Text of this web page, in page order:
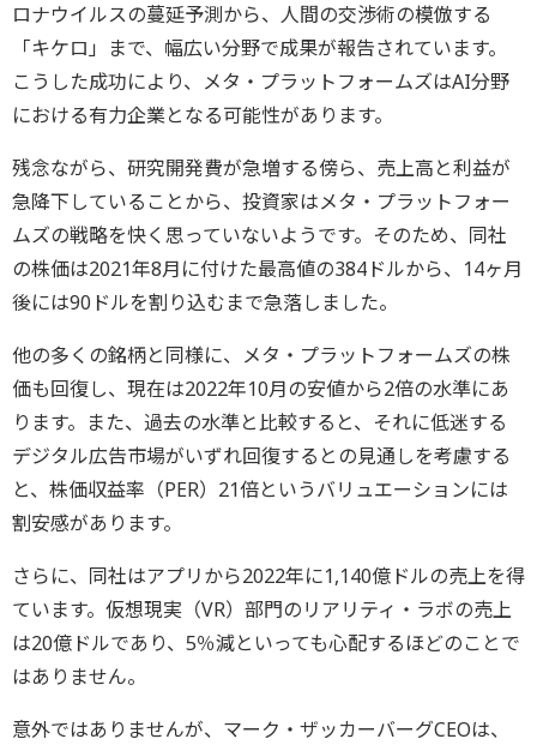
ロナウイルスの蔓延予測から、人間の交渉術の模倣する
「キケロ」まで、幅広い分野で成果が報告されています。
こうした成功により、メタ・プラットフォームズはAI分野
における有力企業となる可能性があります。
残念ながら、研究開発費が急増する傍ら、売上高と利益が
急降下していることから、投資家はメタ・プラットフォー
ムズの戦略を快く思っていないようです。そのため、同社
の株価は2021年8月に付けた最高値の384ドルから、14ヶ月
後には90ドルを割り込むまで急落しました。
他の多くの銘柄と同様に、メタ・プラットフォームズの株
価も回復し、現在は2022年10月の安値から2倍の水準にあ
ります。また、過去の水準と比較すると、それに低迷する
デジタル広告市場がいずれ回復するとの見通しを考慮する
と、株価収益率（PER）21倍というバリュエーションには
割安感があります。
さらに、同社はアプリから2022年に1,140億ドルの売上を得
ています。仮想現実（VR）部門のリアリティ・ラボの売上
は20億ドルであり、5％減といっても心配するほどのことで
はありません。
意外ではありませんが、マーク・ザッカーバーグCEOは、